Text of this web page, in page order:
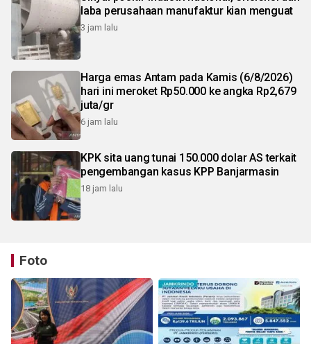
laba perusahaan manufaktur kian menguat
3 jam lalu
Harga emas Antam pada Kamis (6/8/2026)
hari ini meroket Rp50.000 ke angka Rp2,679
juta/gr
6 jam lalu
KPK sita uang tunai 150.000 dolar AS terkait
pengembangan kasus KPP Banjarmasin
18 jam lalu
Foto